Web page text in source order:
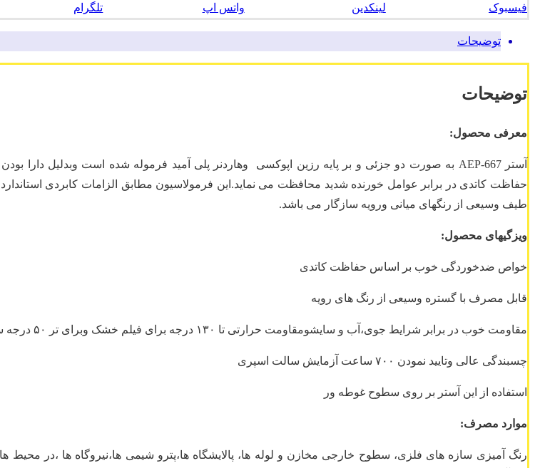
فیسبوک
لینکدین واتس اپ تلگرام
توضیحات
توضیحات
معرفی محصول:
طیف وسیعی از رنگهای میانی ورویه سازگار می باشد.
ویزگیهای محصول:
خواص ضدخوردگی خوب بر اساس حفاظت کاتدی
قابل مصرف با گستره وسیعی از رنگ های رویه
مقاومت خوب در برابر شرایط جوی،آب و سایشومقاومت حرارتی تا ۱۳۰ درجه برای فیلم خشک وبرای تر ۵۰ درجه سانتیگراد
چسبندگی عالی وتایید نمودن ۷۰۰ ساعت آزمایش سالت اسپری
استفاده از این آستر بر روی سطوح غوطه ور
موارد مصرف:
رنگ آمیزی سازه های فلزی، سطوح خارجی مخازن و لوله ها، پالایشگاه ها،پترو شیمی ها،نیروگاه ها ،در